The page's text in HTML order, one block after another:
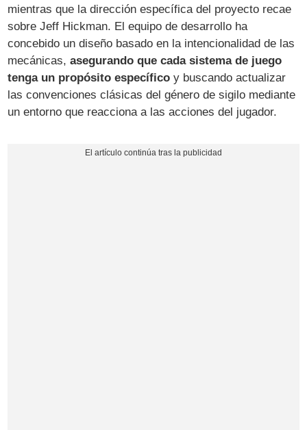
mientras que la dirección específica del proyecto recae
sobre Jeff Hickman. El equipo de desarrollo ha
concebido un diseño basado en la intencionalidad de las
mecánicas,asegurando que cada sistema de juego
tenga un propósito específico y buscando actualizar
las convenciones clásicas del género de sigilo mediante
un entorno que reacciona a las acciones del jugador.